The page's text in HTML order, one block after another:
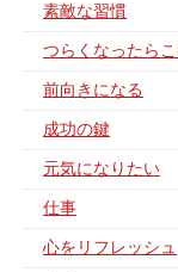
素敵な習慣
つらくなったら
前向きになる
成功の鍵
元気になりたい
仕事
心をリフレッシュ